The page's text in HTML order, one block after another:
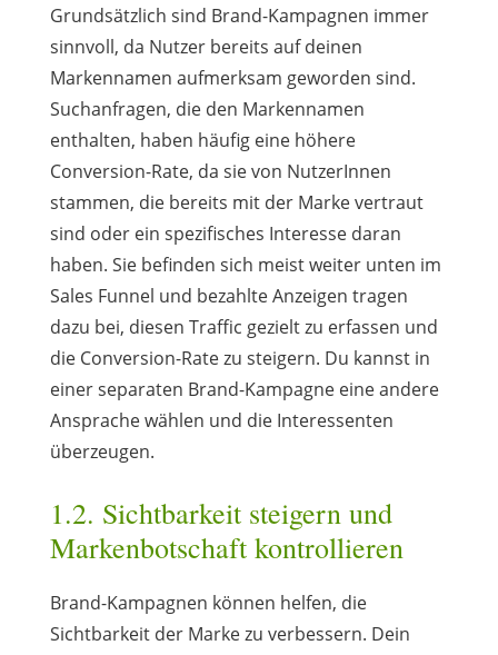
Grundsätzlich sind Brand-Kampagnen immer
sinnvoll, da Nutzer bereits auf deinen
Markennamen aufmerksam geworden sind.
Suchanfragen, die den Markennamen
enthalten, haben häufig eine höhere
Conversion-Rate, da sie von NutzerInnen
stammen, die bereits mit der Marke vertraut
sind oder ein spezifisches Interesse daran
haben. Sie befinden sich meist weiter unten im
Sales Funnel und bezahlte Anzeigen tragen
dazu bei, diesen Traffic gezielt zu erfassen und
die Conversion-Rate zu steigern. Du kannst in
einer separaten Brand-Kampagne eine andere
Ansprache wählen und die Interessenten
überzeugen.
1.2. Sichtbarkeit steigern und
Markenbotschaft kontrollieren
Brand-Kampagnen können helfen, die
Sichtbarkeit der Marke zu verbessern. Dein